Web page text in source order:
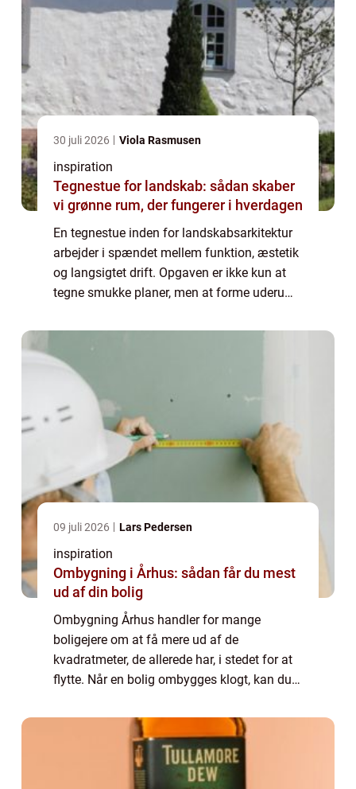
30 juli 2026 Viola Rasmusen
inspiration
Tegnestue for landskab: sådan skaber
vi grønne rum, der fungerer i hverdagen
En tegnestue inden for landskabsarkitektur
arbejder i spændet mellem funktion, æstetik
og langsigtet drift. Opgaven er ikke kun at
tegne smukke planer, men at forme uderum,
passes og udvikles over tid. Når vi ...
09 juli 2026 Lars Pedersen
inspiration
Ombygning i Århus: sådan får du mest
ud af din bolig
Ombygning Århus handler for mange
boligejere om at få mere ud af de
kvadratmeter, de allerede har, i stedet for at
flytte. Når en bolig ombygges klogt, kan du
og ofte også...